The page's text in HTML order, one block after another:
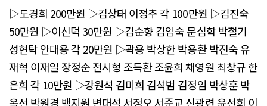
▷도경희 200만원 ▷김상태 이정추 각 100만원 ▷김진숙
50만원 ▷이신덕 30만원 ▷김순향 김임숙 문심학 박철기
성현탁 안대용 각 20만원 ▷곽용 박상한 박용환 박진숙 유
재혁 이재일 장정순 전시형 조득환 조윤희 채영원 최창규 한
은희 각 10만원 ▷강원석 김미희 김석범 김정임 박상훈 박
옥선 박원경 백지원 변대석 서정오 서준교 신광련 윤선희 이